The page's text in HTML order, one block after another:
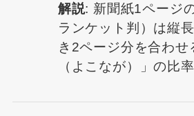
解説: 新聞紙1ページ
ランケット判）は縦
き2ページ分を合わせ
（よこなが）」の比